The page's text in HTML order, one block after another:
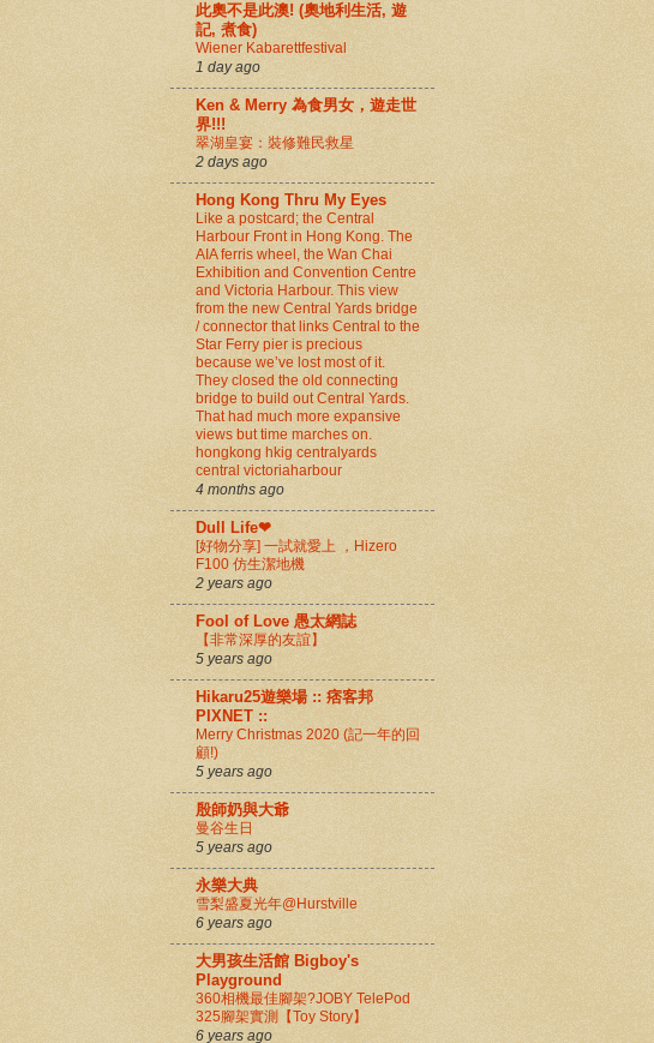
此奧不是此澳! (奧地利生活, 遊
記, 煮食)
Wiener Kabarettfestival
1 day ago
Ken & Merry 為食男女，遊走世
界!!!
翠湖皇宴：裝修難民救星
2 days ago
Hong Kong Thru My Eyes
Like a postcard; the Central
Harbour Front in Hong Kong. The
AIA ferris wheel, the Wan Chai
Exhibition and Convention Centre
and Victoria Harbour. This view
from the new Central Yards bridge
/ connector that links Central to the
Star Ferry pier is precious
because we’ve lost most of it.
They closed the old connecting
bridge to build out Central Yards.
That had much more expansive
views but time marches on.
hongkong hkig centralyards
central victoriaharbour
4 months ago
Dull Life❤
[好物分享] 一試就愛上 ，Hizero
F100 仿生潔地機
2 years ago
Fool of Love 愚太網誌
【非常深厚的友誼】
5 years ago
Hikaru25遊樂場 :: 痞客邦
PIXNET ::
Merry Christmas 2020 (記一年的回
顧!)
5 years ago
殷師奶與大爺
曼谷生日
5 years ago
永樂大典
雪梨盛夏光年@Hurstville
6 years ago
大男孩生活館 Bigboy's
Playground
360相機最佳腳架?JOBY TelePod
325腳架實測【Toy Story】
6 years ago